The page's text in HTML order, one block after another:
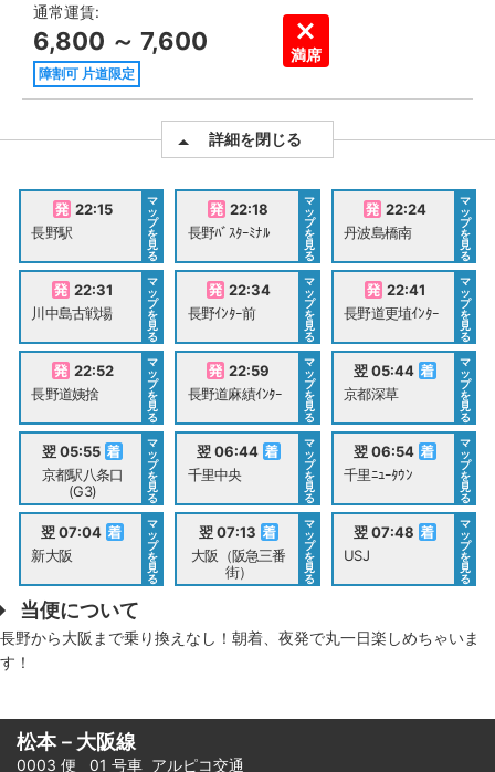
通常運賃:
6,800 ～ 7,600
障割可 片道限定
満席
詳細を閉じる
22:15
長野駅
マ
ッ
プ
を
見
る
22:18
長野ﾊﾞｽﾀｰﾐﾅﾙ
マ
ッ
プ
を
見
る
22:24
丹波島橋南
マ
ッ
プ
を
見
る
22:31
川中島古戦場
マ
ッ
プ
を
見
る
22:34
長野ｲﾝﾀｰ前
マ
ッ
プ
を
見
る
22:41
長野道更埴ｲﾝﾀｰ
マ
ッ
プ
を
見
る
22:52
長野道姨捨
マ
ッ
プ
を
見
る
22:59
長野道麻績ｲﾝﾀｰ
マ
ッ
プ
を
見
る
翌 05:44
京都深草
マ
ッ
プ
を
見
る
翌 05:55
京都駅八条口
(G3)
マ
ッ
プ
を
見
る
翌 06:44
千里中央
マ
ッ
プ
を
見
る
翌 06:54
千里ﾆｭｰﾀｳﾝ
マ
ッ
プ
を
見
る
翌 07:04
新大阪
マ
ッ
プ
を
見
る
翌 07:13
大阪（阪急三番
街）
マ
ッ
プ
を
見
る
翌 07:48
USJ
マ
ッ
プ
を
見
る
当便について
長野から大阪まで乗り換えなし！朝着、夜発で丸一日楽しめちゃいま
す！
松本－大阪線
0003 便 01 号車 アルピコ交通